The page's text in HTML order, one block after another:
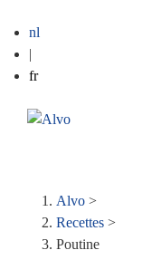
nl
|
fr
Fil
Alvo >
Recettes >
Poutine